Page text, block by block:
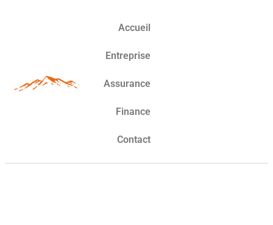
Accueil
Entreprise
Assurance
Finance
Contact